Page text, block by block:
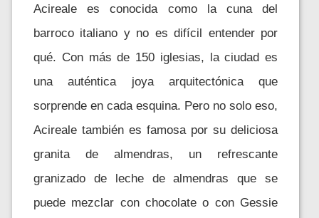
Acireale es conocida como la cuna del
barroco italiano y no es difícil entender por
qué. Con más de 150 iglesias, la ciudad es
una auténtica joya arquitectónica que
sorprende en cada esquina. Pero no solo eso,
Acireale también es famosa por su deliciosa
granita de almendras, un refrescante
granizado de leche de almendras que se
puede mezclar con chocolate o con Gessie